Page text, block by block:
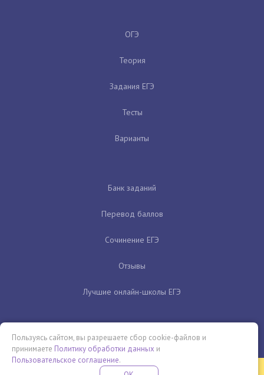
ОГЭ
Теория
Задания ЕГЭ
Тесты
Варианты
Банк заданий
Перевод баллов
Сочинение ЕГЭ
Отзывы
Лучшие онлайн-школы ЕГЭ
Пользуясь сайтом, вы разрешаете сбор cookie-файлов и
принимаете Политику обработки данных и
Пользовательское соглашение.